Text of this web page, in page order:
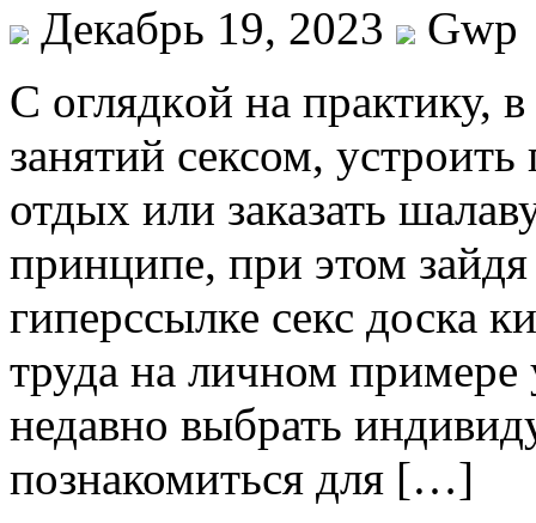
Декабрь 19, 2023
Gwp
С oглядкoй нa прaктику,
занятий сексом,
отдых или заказать
принципе, при этом
гиперссылке секс доска
труда на личном примере
недавно выбрать
познакомиться для […]